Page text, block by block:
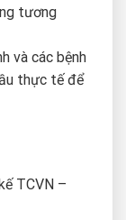
tương
và các bệnh
thực tế để
TCVN –